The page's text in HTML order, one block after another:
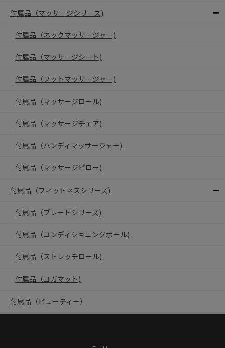
付属品（マッサージシリーズ)
付属品（ネックマッサージャー)
付属品（マッサージシート)
付属品（フットマッサージャー)
付属品（マッサージロール)
付属品（マッサージチェア)
付属品（ハンディマッサージャー)
付属品（マッサージピロー)
付属品（フィットネスシリーズ)
付属品（ブレードシリーズ)
付属品（コンディショニングボール)
付属品（ストレッチロール)
付属品（ヨガマット)
付属品（ビューティー）